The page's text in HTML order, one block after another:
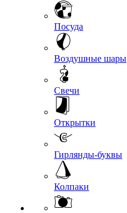
Посуда
Воздушные шары
Свечи
Открытки
Гирлянды-буквы
Колпаки